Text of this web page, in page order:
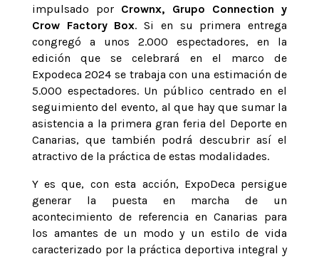
impulsado por Crownx, Grupo Connection y
Crow Factory Box. Si en su primera entrega
congregó a unos 2.000 espectadores, en la
edición que se celebrará en el marco de
Expodeca 2024 se trabaja con una estimación de
5.000 espectadores. Un público centrado en el
seguimiento del evento, al que hay que sumar la
asistencia a la primera gran feria del Deporte en
Canarias, que también podrá descubrir así el
atractivo de la práctica de estas modalidades.
Y es que, con esta acción, ExpoDeca persigue
generar la puesta en marcha de un
acontecimiento de referencia en Canarias para
los amantes de un modo y un estilo de vida
caracterizado por la práctica deportiva integral y